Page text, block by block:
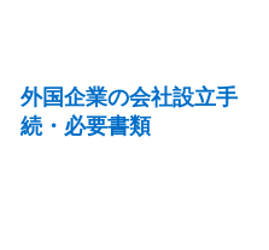
外国企業の会社設立手
続・必要書類